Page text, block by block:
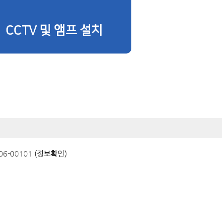
CCTV 및 앰프 설치
00101 (정보확인)